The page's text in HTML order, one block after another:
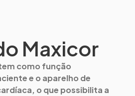
Maxicor
como função
e o aparelho de
o que possibilita a